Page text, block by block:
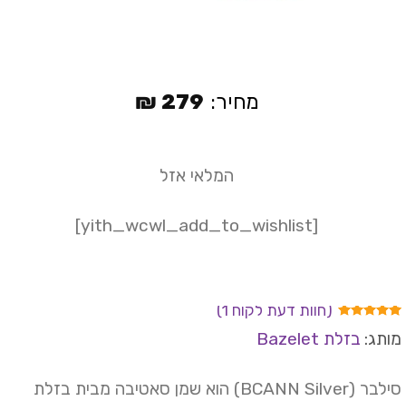
מתוך 5
(חוות דעת לקוח1
)
בזלת Bazelet
סילבר (BCANN Silver) הוא שמן סאטיבה מבית בזלת
מחיר: 279
₪
המלאי אזל